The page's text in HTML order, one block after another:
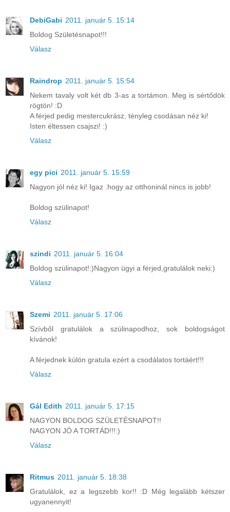
DebiGabi 2011. január 5. 15:14
Boldog Születésnapot!!!
Válasz
Raindrop 2011. január 5. 15:54
Nekem tavaly volt két db 3-as a tortámon. Meg is sértődök
rögtön! :D
A férjed pedig mestercukrász, tényleg csodásan néz ki!
Isten éltessen csajszi! :)
Válasz
egy pici 2011. január 5. 15:59
Nagyon jól néz ki! Igaz .hogy az otthoninál nincs is jobb!
Boldog szülinapot!
Válasz
szindi 2011. január 5. 16:04
Boldog szülinapot!:)Nagyon ügyi a férjed,gratulálok neki:)
Válasz
Szemi 2011. január 5. 17:06
Szívből gratulálok a szülinapodhoz, sok boldogságot
kívánok!
A férjednek külön gratula ezért a csodálatos tortáért!!!
Válasz
Gál Edith 2011. január 5. 17:15
NAGYON BOLDOG SZÜLETÉSNAPOT!!
NAGYON JÓ A TORTÁD!!!:)
Válasz
Ritmus 2011. január 5. 18:38
Gratulálok, ez a legszebb kor!! :D Még legalább kétszer
ugyanennyit!